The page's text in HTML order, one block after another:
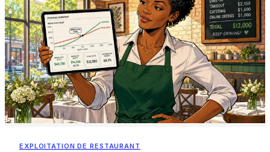
EXPLOITATION DE RESTAURANT